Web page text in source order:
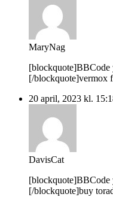
MaryNag
[blockquote]BBCode
[/blockquote]vermox
20 april, 2023 kl.
DavisCat
[blockquote]BBCode
[/blockquote]buy